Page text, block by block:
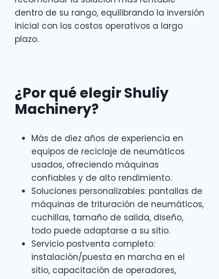
dentro de su rango, equilibrando la inversión
inicial con los costos operativos a largo
plazo.
¿Por qué elegir Shuliy
Machinery?
Más de diez años de experiencia en
equipos de reciclaje de neumáticos
usados, ofreciendo máquinas
confiables y de alto rendimiento.
Soluciones personalizables: pantallas de
máquinas de trituración de neumáticos,
cuchillas, tamaño de salida, diseño,
todo puede adaptarse a su sitio.
Servicio postventa completo:
instalación/puesta en marcha en el
sitio, capacitación de operadores,